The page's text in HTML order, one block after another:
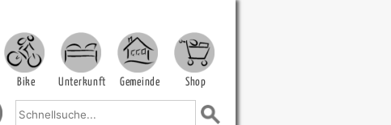
Bike Unterkunft Gemeinde Shop